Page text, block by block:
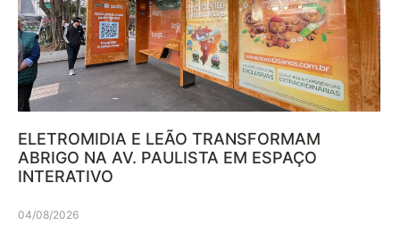
ELETROMIDIA E LEÃO TRANSFORMAM
ABRIGO NA AV. PAULISTA EM ESPAÇO
INTERATIVO
04/08/2026